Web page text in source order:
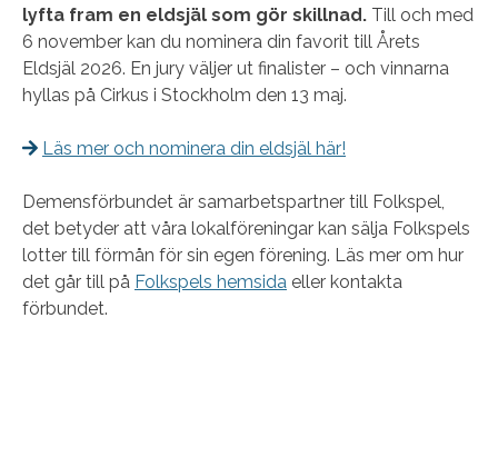
lyfta fram en eldsjäl som gör skillnad. Till och med
6 november kan du nominera din favorit till Årets
Eldsjäl 2026. En jury väljer ut finalister – och vinnarna
hyllas på Cirkus i Stockholm den 13 maj.
Läs mer och nominera din eldsjäl här!
Demensförbundet är samarbetspartner till Folkspel,
det betyder att våra lokalföreningar kan sälja Folkspels
lotter till förmån för sin egen förening. Läs mer om hur
det går till på Folkspels hemsida eller kontakta
förbundet.